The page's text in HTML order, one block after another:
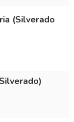
(Silverado